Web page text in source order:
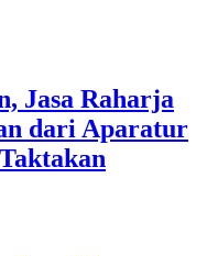
Jasa Raharja
dari Aparatur